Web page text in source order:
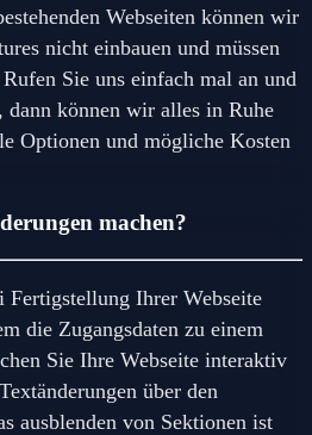
Webseiten können wir
nicht einbauen und müssen
Sie uns einfach mal an und
können wir alles in Ruhe
Optionen und mögliche Kosten
machen?
Fertigstellung Ihrer Webseite
die Zugangsdaten zu einem
Sie Ihre Webseite interaktiv
über den
ausblenden von Sektionen ist